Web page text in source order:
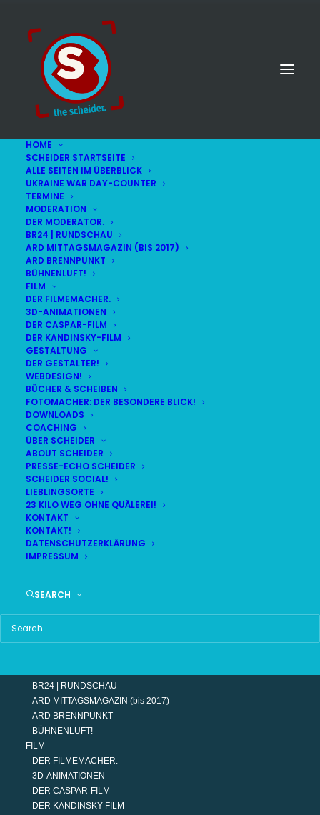
HOME
SCHEIDER STARTSEITE
ALLE SEITEN IM ÜBERBLICK
UKRAINE WAR DAY-COUNTER
TERMINE
MODERATION
DER MODERATOR.
BR24 | RUNDSCHAU
ARD MITTAGSMAGAZIN (BIS 2017)
ARD BRENNPUNKT
BÜHNENLUFT!
FILM
DER FILMEMACHER.
3D-ANIMATIONEN
DER CASPAR-FILM
DER KANDINSKY-FILM
GESTALTUNG
DER GESTALTER!
WEBDESIGN!
BÜCHER & SCHEIBEN
FOTOMACHER: DER BESONDERE BLICK!
DOWNLOADS
COACHING
ÜBER SCHEIDER
ABOUT SCHEIDER
PRESSE-ECHO SCHEIDER
SCHEIDER SOCIAL!
LIEBLINGSORTE
23 KILO WEG OHNE QUÄLEREI!
KONTAKT
KONTAKT!
DATENSCHUTZERKLÄRUNG
IMPRESSUM
SEARCH
© STEFAN SCHEIDER
LIVE(alle Termine
DEMNÄCHST:
SA
08
AUG
BR24 | 18.30 UHR
BR MÜNCHEN FREIMANN
HAUPTMENÜ
SCHEIDER STARTSEITE
UKRAINE WAR DAY-COUNTER
TERMINE
BR24 | RUNDSCHAU
ARD MITTAGSMAGAZIN (bis 2017)
ARD BRENNPUNKT
BÜHNENLUFT!
FILM
DER FILMEMACHER.
3D-ANIMATIONEN
DER CASPAR-FILM
DER KANDINSKY-FILM